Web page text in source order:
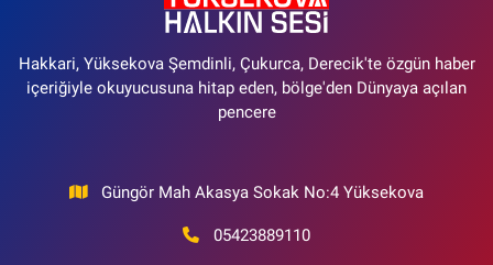
Hakkari, Yüksekova Şemdinli, Çukurca, Derecik'te özgün haber
içeriğiyle okuyucusuna hitap eden, bölge'den Dünyaya açılan
pencere
Güngör Mah Akasya Sokak No:4 Yüksekova
05423889110